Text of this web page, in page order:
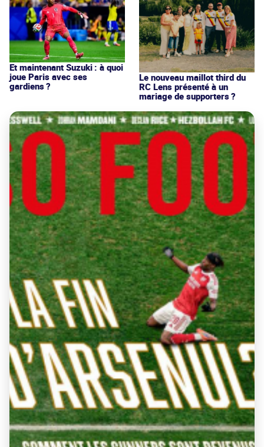
Et maintenant Suzuki : à quoi
joue Paris avec ses
gardiens ?
Le nouveau maillot third du
RC Lens présenté à un
mariage de supporters ?